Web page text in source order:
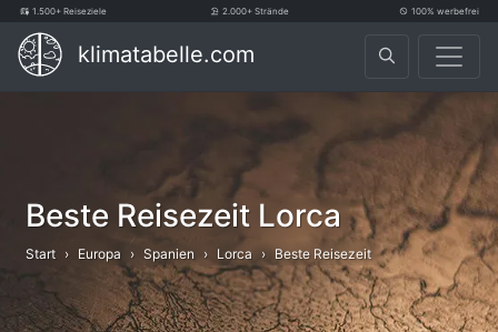
1.500+ Reiseziele 2.000+ Strände 100% werbefrei
klimatabelle.com
Beste Reisezeit Lorca
Start Europa Spanien Lorca Beste Reisezeit